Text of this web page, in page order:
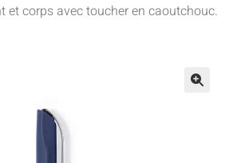
et corps avec toucher en caoutchouc.